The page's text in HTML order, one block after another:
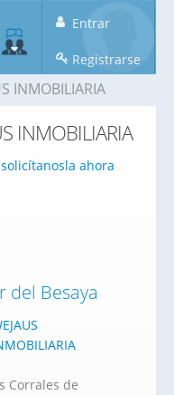
Entrar
Registrarse
INMOBILIARIA
INMOBILIARIA
solicítanosla ahora
del Besaya
Corrales de